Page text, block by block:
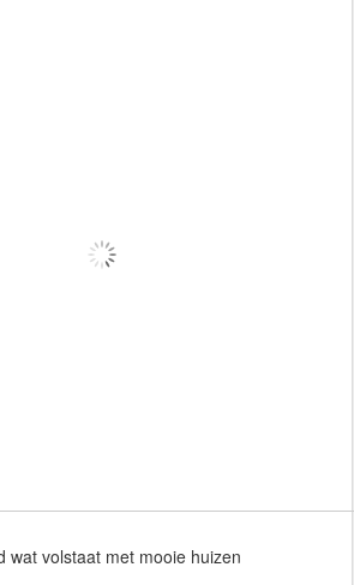
wat volstaat met mooie huizen